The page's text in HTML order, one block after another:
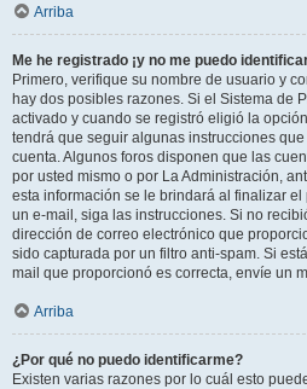
Arriba
Me he registrado ¡y no me puedo
Primero, verifique su nombre de usuario y
hay dos posibles razones. Si el Sistema de
activado y cuando se registró eligió la opción
tendrá que seguir algunas instrucciones
cuenta. Algunos foros disponen que las
por usted mismo o por La Administración,
esta información se le brindará al finalizar
un e-mail, siga las instrucciones. Si no
dirección de correo electrónico que
sido capturada por un filtro anti-spam. Si
mail que proporcionó es correcta, envíe un
Arriba
¿Por qué no puedo identificarme?
Existen varias razones por lo cuál esto